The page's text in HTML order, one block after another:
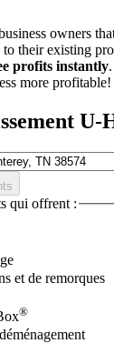
owners
to their existing
profits instantly.
more profitable!
U-
qui offrent :
et de remorques
®